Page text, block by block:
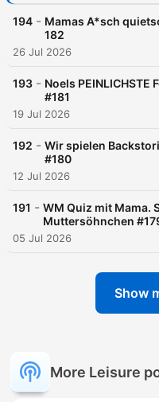
194 - Mamas A*sch
182
26 Jul 2026
193 - Noels
#181
19 Jul 2026
192 - Wir spielen
#180
12 Jul 2026
191 - WM Quiz mit Mama.
Muttersöhnchen
05 Jul 2026
Show
More Leisure